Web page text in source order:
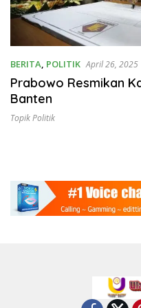
BERITA, POLITIK April 26, 2025
Prabowo Resmikan
Banten
Topik Politik